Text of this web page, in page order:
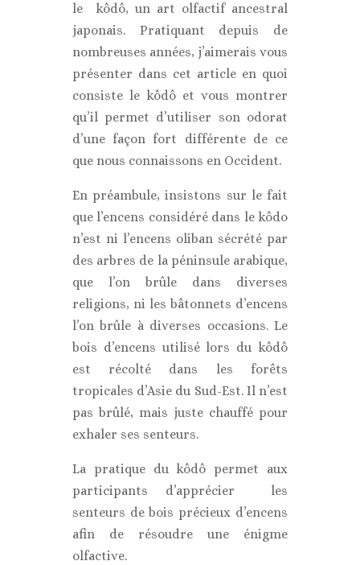
le kôdô, un art olfactif ancestral
japonais. Pratiquant depuis de
nombreuses années, j’aimerais vous
présenter dans cet article en quoi
consiste le kôdô et vous montrer
qu’il permet d’utiliser son odorat
d’une façon fort différente de ce
que nous connaissons en Occident.
En préambule, insistons sur le fait
que l’encens considéré dans le kôdo
n’est ni l’encens oliban sécrété par
des arbres de la péninsule arabique,
que l’on brûle dans diverses
religions, ni les bâtonnets d’encens
l’on brûle à diverses occasions. Le
bois d’encens utilisé lors du kôdô
est récolté dans les forêts
tropicales d’Asie du Sud-Est. Il n’est
pas brûlé, mais juste chauffé pour
exhaler ses senteurs.
La pratique du kôdô permet aux
participants d’apprécier les
senteurs de bois précieux d’encens
afin de résoudre une énigme
olfactive.